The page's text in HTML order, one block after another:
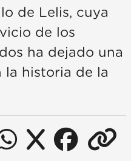
de Lelis, cuya
de los
ha dejado una
la historia de la